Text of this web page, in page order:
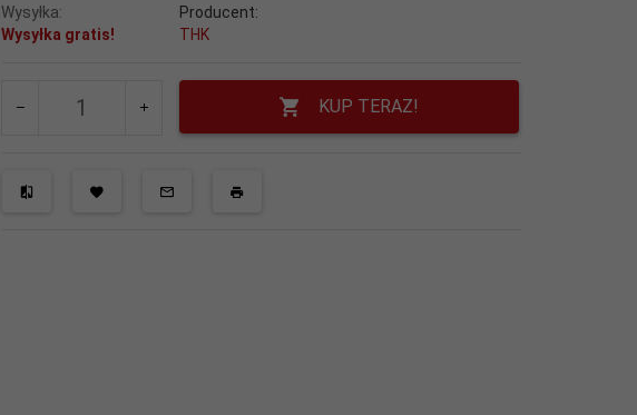
Wysyłka:
Wysyłka gratis!
Producent:
THK
KUP TERAZ!